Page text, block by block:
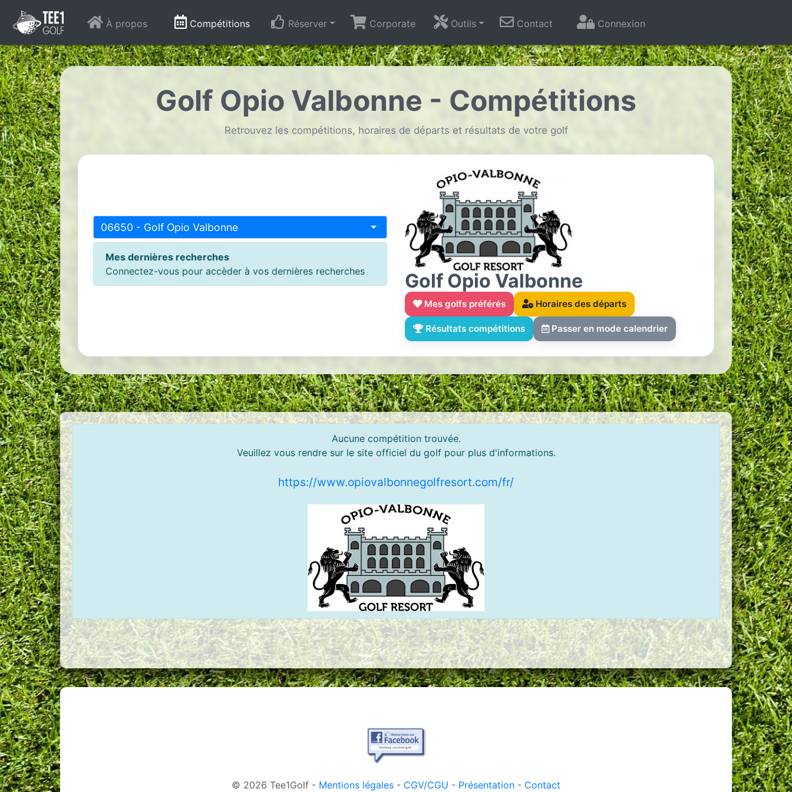
À propos Compétitions Réserver Corporate Outils Contact Connexion
Golf Opio Valbonne - Compétitions
Retrouvez les compétitions, horaires de départs et résultats de votre golf
06650 - Golf Opio Valbonne
Mes dernières recherches
Connectez-vous pour accèder à vos dernières recherches
Golf Opio Valbonne
Mes golfs préférés Horaires des départs
Résultats compétitions Passer en mode calendrier
Aucune compétition trouvée.
Veuillez vous rendre sur le site officiel du golf pour plus d'informations.
https://www.opiovalbonnegolfresort.com/fr/
© 2026 Tee1Golf - Mentions légales - CGV/CGU - Présentation - Contact